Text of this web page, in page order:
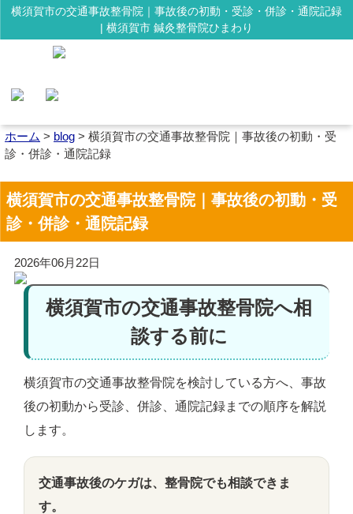
横須賀市の交通事故整骨院｜事故後の初動・受診・併診・通院記録
| 横須賀市 鍼灸整骨院ひまわり
ホーム > blog > 横須賀市の交通事故整骨院｜事故後の初動・受
診・併診・通院記録
横須賀市の交通事故整骨院｜事故後の初動・受
診・併診・通院記録
2026年06月22日
横須賀市の交通事故整骨院へ相
談する前に
横須賀市の交通事故整骨院を検討している方へ、事故
後の初動から受診、併診、通院記録までの順序を解説
します。
交通事故後のケガは、整骨院でも相談できま
す。